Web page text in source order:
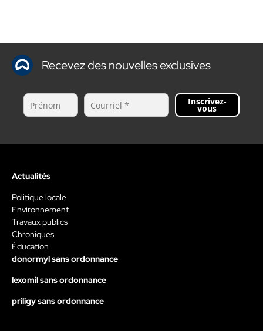
Recevez des nouvelles exclusives
Inscrivez-
vous
Actualités
Politique locale
Environnement
Travaux publics
Chroniques
Éducation
donormyl sans ordonnance
lexomil sans ordonnance
priligy sans ordonnance